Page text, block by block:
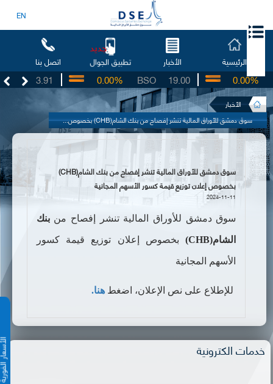
EN
الرئيسية الأخبار تطبيق الجوال
جديد
اتصل بنا
3.91
UG 19.00
BSO
0.00% 0.00%
الأخبار
سوق دمشق للأوراق المالية تنشر إفصاح من بنك الشام(CHB) بخصوص...
سوق دمشق للأوراق المالية تنشر إفصاح من بنك الشام(CHB)
بخصوص إعلان توزيع قيمة كسور الأسهم المجانية
2024-11-11
سوق دمشق للأوراق الماليةتنشر إفصاح منبنك
الشام(CHB
)بخصوص إعلان توزيع قيمة كسور
الأسهم المجانية
للإطلاع على نص الإعلان، اضغط هنا.
خدمات الكترونية